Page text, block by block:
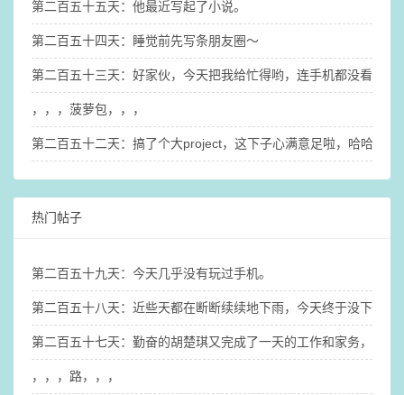
第二百五十五天：他最近写起了小说。
第二百五十四天：睡觉前先写条朋友圈～
第二百五十三天：好家伙，今天把我给忙得哟，连手机都没看几
，，，菠萝包，，，
第二百五十二天：搞了个大project，这下子心满意足啦，哈哈哈哈
热门帖子
第二百五十九天：今天几乎没有玩过手机。
第二百五十八天：近些天都在断断续续地下雨，今天终于没下雨
第二百五十七天：勤奋的胡楚琪又完成了一天的工作和家务，也搞
，，，路，，，